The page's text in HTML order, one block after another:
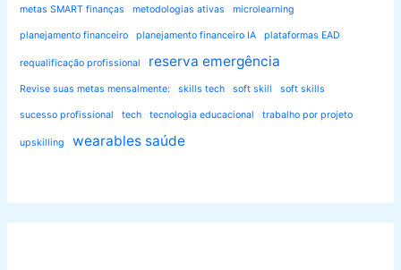
metas SMART finanças metodologias ativas microlearning
planejamento financeiro planejamento financeiro IA plataformas EAD
requalificação profissional reserva emergência
Revise suas metas mensalmente: skills tech soft skill soft skills
sucesso profissional tech tecnologia educacional trabalho por projeto
upskilling wearables saúde